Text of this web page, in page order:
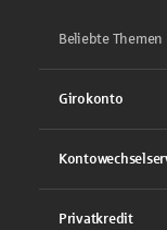
Beliebte Themen
Girokonto
Privatkredit